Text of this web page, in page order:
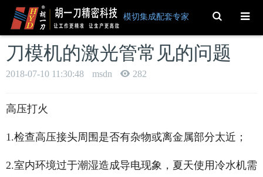
模切集成配套专家 Toggle
Search
刀模机的激光管常见的问题
2018-07-10 11:30:48 msdn 282
高压打火
1.检查高压接头周围是否有杂物或离金属部分太近；
2.室内环境过于潮湿造成导电现象，夏天使用冷水机需